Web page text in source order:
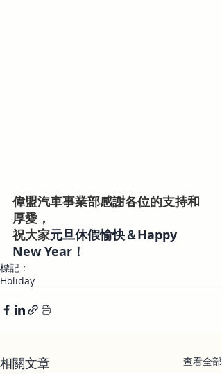
偉盟汽車事業部感謝各位的支持和
厚愛，
祝大家元旦休假愉快＆Happy
New Year！
標記：
Holiday
相關文章 查看全部